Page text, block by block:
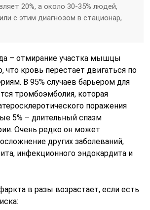
20%, а около 30-35% людей,
с этим диагнозом в стационар,
– отмирание участка мышцы
что кровь перестает двигаться по
В 95% случаев барьером для
тромбоэмболия, которая
поражения
5% – длительный спазм
Очень редко он может
других заболеваний,
инфекционного эндокардита и
в разы возрастает, если есть